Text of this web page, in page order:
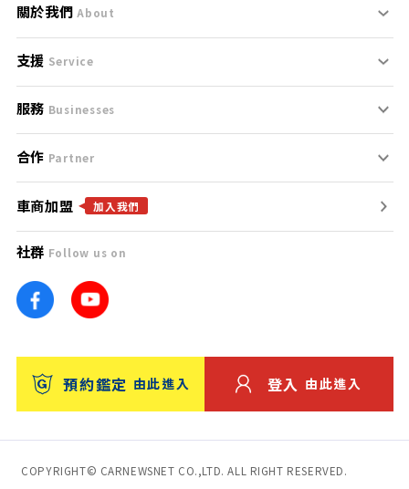
關於我們 About
刊登規範
服務條款
免責聲明
隱私權政策
團隊
車訊網
台灣優良中古車商大獎
支援 Service
支援中心
聯絡我們
服務 Businesses
什麼是Goo鑑定？
找好車
找好店
找海外車
消費者評價
保固
合作 Partner
合作夥伴
廣告合作
車商加盟 加入我們
社群 Follow us on
預約鑑定 由此進入 登入 由此進入
COPYRIGHT© CARNEWSNET CO.,LTD. ALL RIGHT RESERVED.